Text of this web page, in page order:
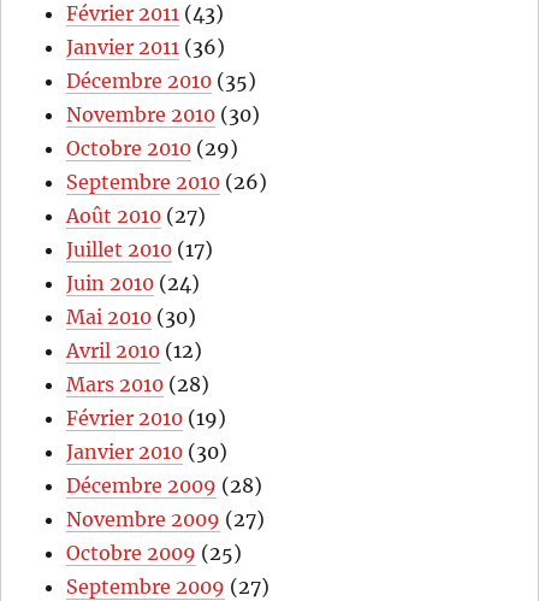
Février 2011 (43)
Janvier 2011 (36)
Décembre 2010 (35)
Novembre 2010 (30)
Octobre 2010 (29)
Septembre 2010 (26)
Août 2010 (27)
Juillet 2010 (17)
Juin 2010 (24)
Mai 2010 (30)
Avril 2010 (12)
Mars 2010 (28)
Février 2010 (19)
Janvier 2010 (30)
Décembre 2009 (28)
Novembre 2009 (27)
Octobre 2009 (25)
Septembre 2009 (27)